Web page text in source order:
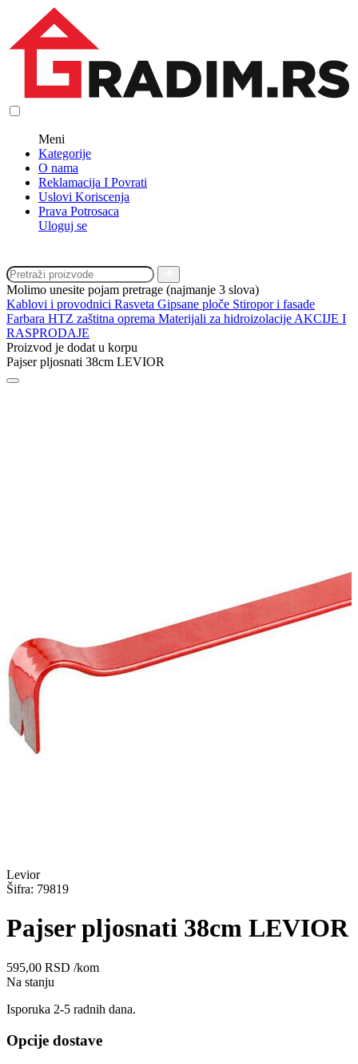
Meni
Kategorije
O nama
Reklamacija I Povrati
Uslovi Koriscenja
Prava Potrosaca
Uloguj se
Molimo unesite pojam pretrage (najmanje 3 slova)
Kablovi i provodnici Rasveta Gipsane ploče Stiropor i fasade
Farbara HTZ zaštitna oprema Materijali za hidroizolacije AKCIJE I
RASPRODAJE
Proizvod je dodat u korpu
Pajser pljosnati 38cm LEVIOR
Levior
Šifra: 79819
Pajser pljosnati 38cm LEVIOR
595,00 RSD /kom
Na stanju
Isporuka 2-5 radnih dana.
Opcije dostave